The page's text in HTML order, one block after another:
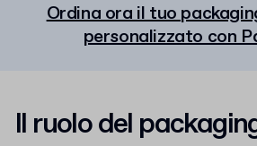
Ordina ora il tuo
personalizzato con
Il ruolo del